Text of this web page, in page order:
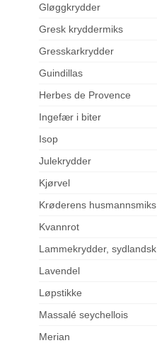
Gløggkrydder
Gresk kryddermiks
Gresskarkrydder
Guindillas
Herbes de Provence
Ingefær i biter
Isop
Julekrydder
Kjørvel
Krøderens husmannsmiks
Kvannrot
Lammekrydder, sydlandsk
Lavendel
Løpstikke
Massalé seychellois
Merian